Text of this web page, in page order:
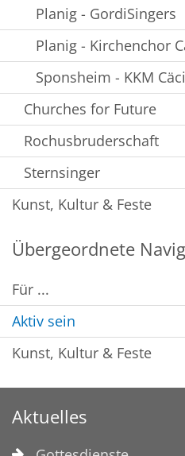
Planig - GordiSingers
Planig - Kirchenchor
Sponsheim - KKM
Churches for Future
Rochusbruderschaft
Sternsinger
Kunst, Kultur & Feste
Übergeordnete
Für ...
Aktiv sein
Kunst, Kultur & Feste
Aktuelles